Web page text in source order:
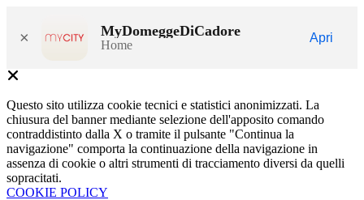
× MyDomeggeDiCadore
Home
Apri
Questo sito utilizza cookie tecnici e statistici anonimizzati. La
chiusura del banner mediante selezione dell'apposito comando
contraddistinto dalla X o tramite il pulsante "Continua la
navigazione" comporta la continuazione della navigazione in
assenza di cookie o altri strumenti di tracciamento diversi da quelli
sopracitati.
COOKIE POLICY